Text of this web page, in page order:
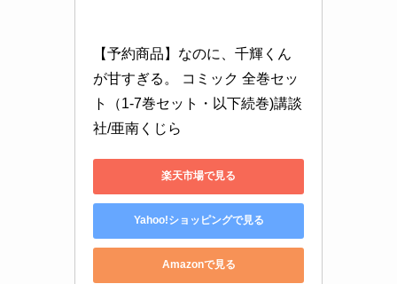
【予約商品】なのに、千輝くん
が甘すぎる。 コミック 全巻セッ
ト（1-7巻セット・以下続巻)講談
社/亜南くじら
楽天市場で見る
Yahoo!ショッピングで見る
Amazonで見る